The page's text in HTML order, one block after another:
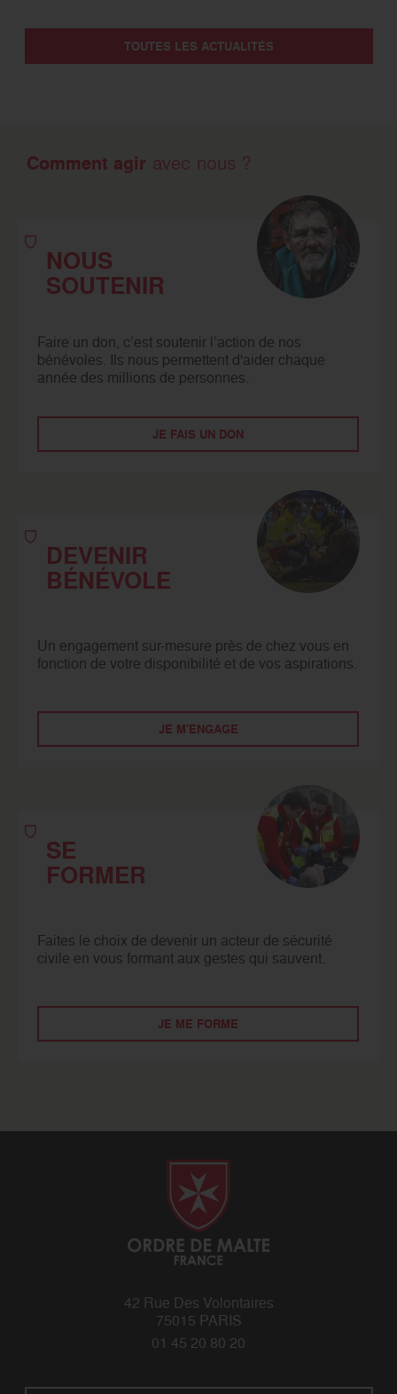
TOUTES LES ACTUALITÉS
Comment agir avec nous ?
NOUS
SOUTENIR
Faire un don, c’est soutenir l’action de nos
bénévoles. Ils nous permettent d'aider chaque
année des millions de personnes.
JE FAIS UN DON
DEVENIR
BÉNÉVOLE
Un engagement sur-mesure près de chez vous en
fonction de votre disponibilité et de vos aspirations.
JE M'ENGAGE
SE
FORMER
Faites le choix de devenir un acteur de sécurité
civile en vous formant aux gestes qui sauvent.
JE ME FORME
42 Rue Des Volontaires
75015 PARIS
01 45 20 80 20